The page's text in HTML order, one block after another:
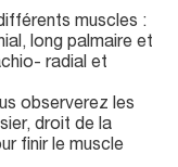
muscles :
long palmaire et
radial et
observerez les
droit de la
finir le muscle